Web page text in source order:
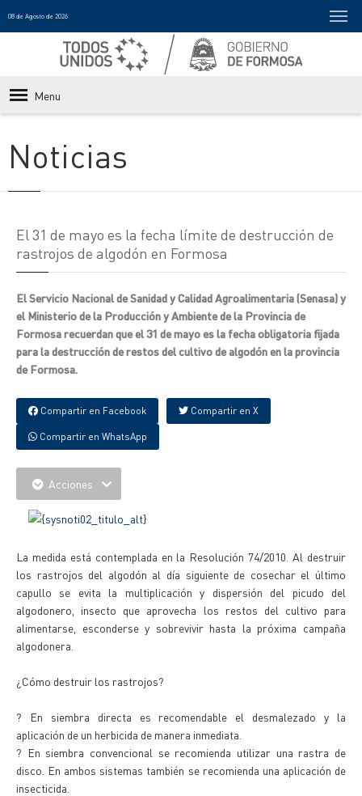
08 de Agosto de 2026
Menu
Noticias
El 31 de mayo es la fecha límite de destrucción de
rastrojos de algodón en Formosa
El Servicio Nacional de Sanidad y Calidad Agroalimentaria (Senasa) y
el Ministerio de la Producción y Ambiente de la Provincia de
Formosa recuerdan que el 31 de mayo es la fecha obligatoria fijada
para la destrucción de restos del cultivo de algodón en la provincia
de Formosa.
Compartir en Facebook Compartir en X
Compartir en WhatsApp
Acciones
La medida está contemplada en la Resolución 74/2010. Al destruir
los rastrojos del algodón al día siguiente de cosechar el último
capullo se evita la multiplicación y dispersión del picudo del
algodonero, insecto que aprovecha los restos del cultivo para
alimentarse, esconderse y sobrevivir hasta la próxima campaña
algodonera.
¿Cómo destruir los rastrojos?
? En siembra directa es recomendable el desmalezado y la
aplicación de un herbicida de manera inmediata.
? En siembra convencional se recomienda utilizar una rastra de
disco. En ambos sistemas también se recomienda una aplicación de
insecticida.